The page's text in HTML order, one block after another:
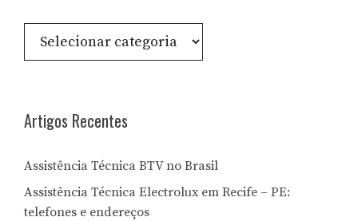
Consulte
Artigos Recentes
Assistência Técnica BTV no Brasil
Assistência Técnica Electrolux em Recife – PE:
telefones e endereços